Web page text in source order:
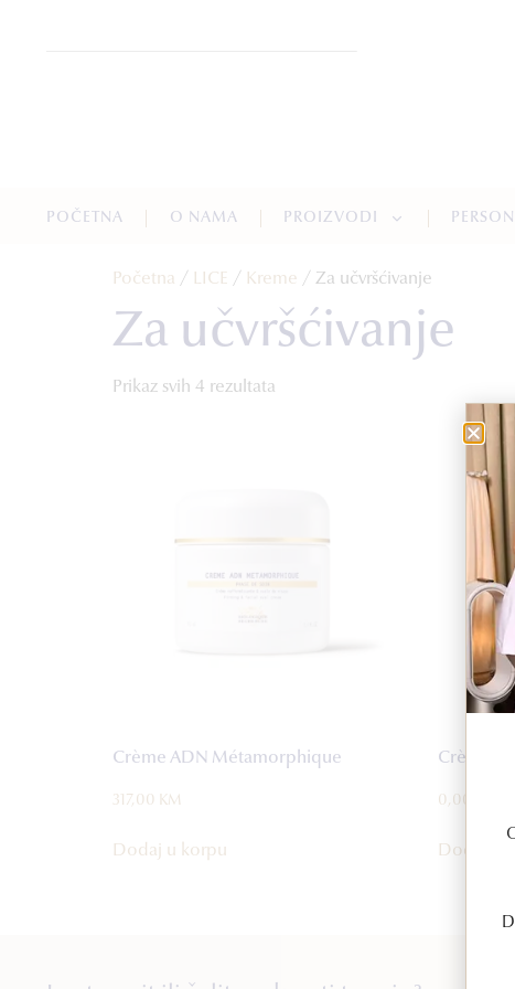
POČETNA O NAMA PROIZVODI
Početna / LICE / Kreme / Za učvršćivanje
Za učvršćivanje
Prikaz svih 4 rezultata
Crème ADN Métamorphique
317,00 KM
Dodaj u korpu
Crème
0,00
Dodaj u